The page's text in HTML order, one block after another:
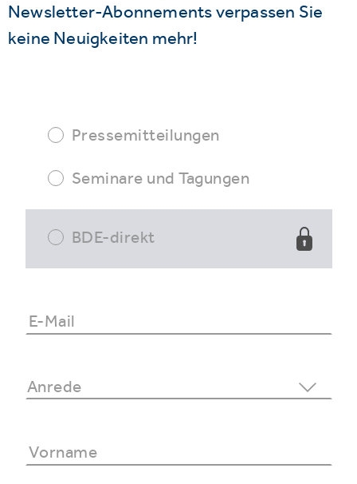
Newsletter-Abonnements verpassen Sie
keine Neuigkeiten mehr!
Pressemitteilungen
Seminare und Tagungen
BDE-direkt